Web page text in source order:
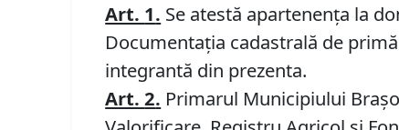
Art. 1. Se atestă apartenenţa la
Documentația cadastrală de primă
integrantă din prezenta.
Art.2. Primarul Municipiului